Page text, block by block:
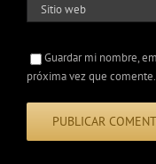
Guardar mi nombre,
próxima vez que comente.